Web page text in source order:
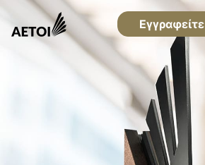
Εγγραφείτε